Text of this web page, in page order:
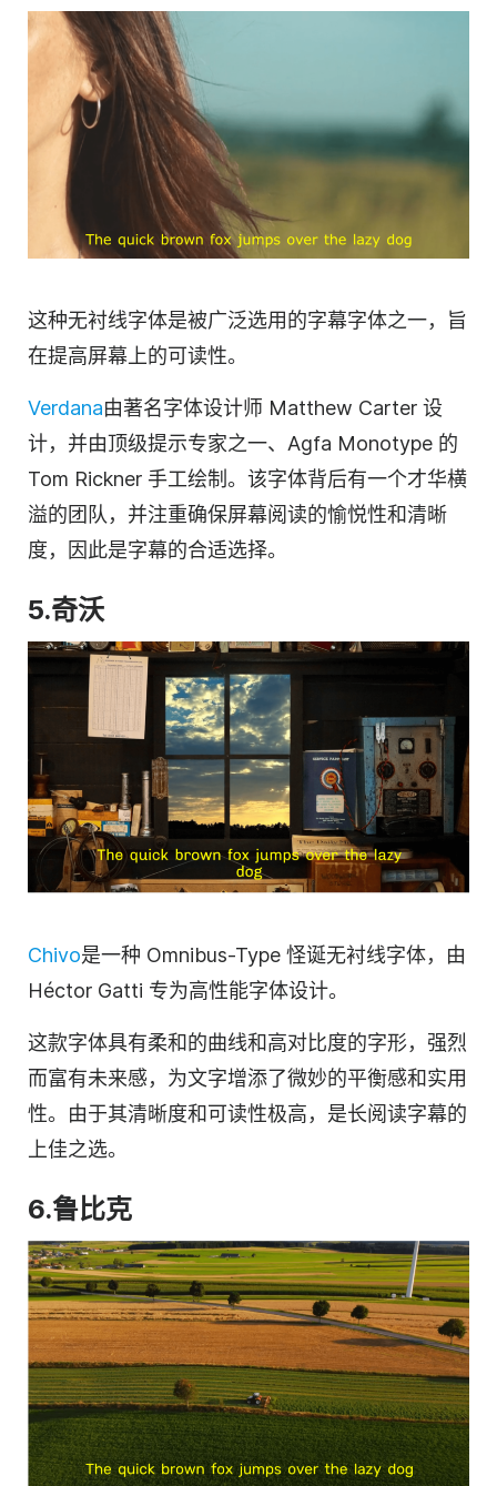
这种无衬线字体是被广泛选用的字幕字体之一，旨
在提高屏幕上的可读性。
Verdana由著名字体设计师 Matthew Carter 设
计，并由顶级提示专家之一、Agfa Monotype 的
Tom Rickner 手工绘制。该字体背后有一个才华横
溢的团队，并注重确保屏幕阅读的愉悦性和清晰
度，因此是字幕的合适选择。
5.奇沃
Chivo是一种 Omnibus-Type 怪诞无衬线字体，由
Héctor Gatti 专为高性能字体设计。
这款字体具有柔和的曲线和高对比度的字形，强烈
而富有未来感，为文字增添了微妙的平衡感和实用
性。由于其清晰度和可读性极高，是长阅读字幕的
上佳之选。
6.鲁比克